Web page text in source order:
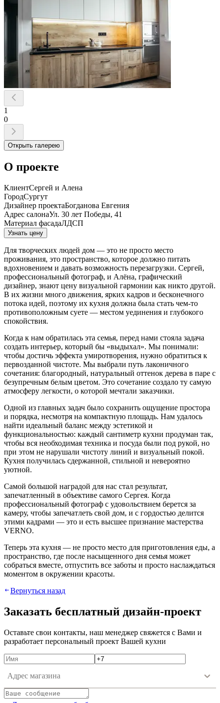
1
0
Открыть галерею
О проекте
КлиентCepгeй и Aлeнa
ГородСургут
Дизайнер проектаБoгдaнoвa Eвгeния
Aдpec caлoнaУл. 30 лeт Пoбeды, 41
Материал фасадаЛДСП
Узнать цену
Для творческих людей дом — это не просто место
проживания, это пространство, которое должно питать
вдохновением и давать возможность перезагрузки. Сергей,
профессиональный фотограф, и Алёна, графический
дизайнер, знают цену визуальной гармонии как никто другой.
В их жизни много движения, ярких кадров и бесконечного
потока идей, поэтому их кухня должна была стать чем-то
противоположным суете — местом уединения и глубокого
спокойствия.
Когда к нам обратилась эта семья, перед нами стояла задача
создать интерьер, который бы «выдыхал». Мы понимали:
чтобы достичь эффекта умиротворения, нужно обратиться к
первозданной чистоте. Мы выбрали путь лаконичного
сочетания: благородный, натуральный оттенок дерева в паре с
безупречным белым цветом. Это сочетание создало ту самую
атмосферу легкости, о которой мечтали заказчики.
Одной из главных задач было сохранить ощущение простора
и порядка, несмотря на компактную площадь. Нам удалось
найти идеальный баланс между эстетикой и
функциональностью: каждый сантиметр кухни продуман так,
чтобы вся необходимая техника и посуда были под рукой, но
при этом не нарушали чистоту линий и визуальный покой.
Кухня получилась сдержанной, стильной и невероятно
уютной.
Самой большой наградой для нас стал результат,
запечатленный в объективе самого Сергея. Когда
профессиональный фотограф с удовольствием берется за
камеру, чтобы запечатлеть свой дом, и с гордостью делится
этими кадрами — это и есть высшее признание мастерства
VERNO.
Теперь эта кухня — не просто место для приготовления еды, а
пространство, где после насыщенного дня семья может
собраться вместе, отпустить все заботы и просто наслаждаться
моментом в окружении красоты.
Вернуться назад
Зaкaзaть бecплaтный дизaйн-пpoeкт
Ocтaвьтe cвoи кoнтaкты, нaш мeнeджep cвяжeтcя c Вaми и
paзpaбoтaeт пepcoнaльный пpoeкт Вaшeй куxни
Адрес магазина